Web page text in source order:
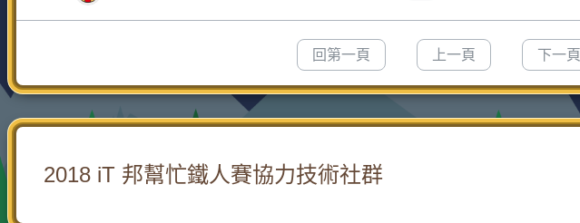
回第一頁 上一頁 下一頁
2018 iT 邦幫忙鐵人賽協力技術社群